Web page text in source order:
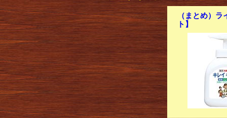
（まとめ）
ト】